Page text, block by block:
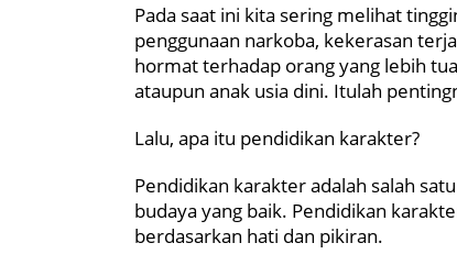
Pada saat ini kita sering melihat
penggunaan narkoba, kekerasan
hormat terhadap orang yang lebih
ataupun anak usia dini. Itulah
Lalu, apa itu pendidikan karakter?
Pendidikan karakter adalah salah
budaya yang baik. Pendidikan
berdasarkan hati dan pikiran.